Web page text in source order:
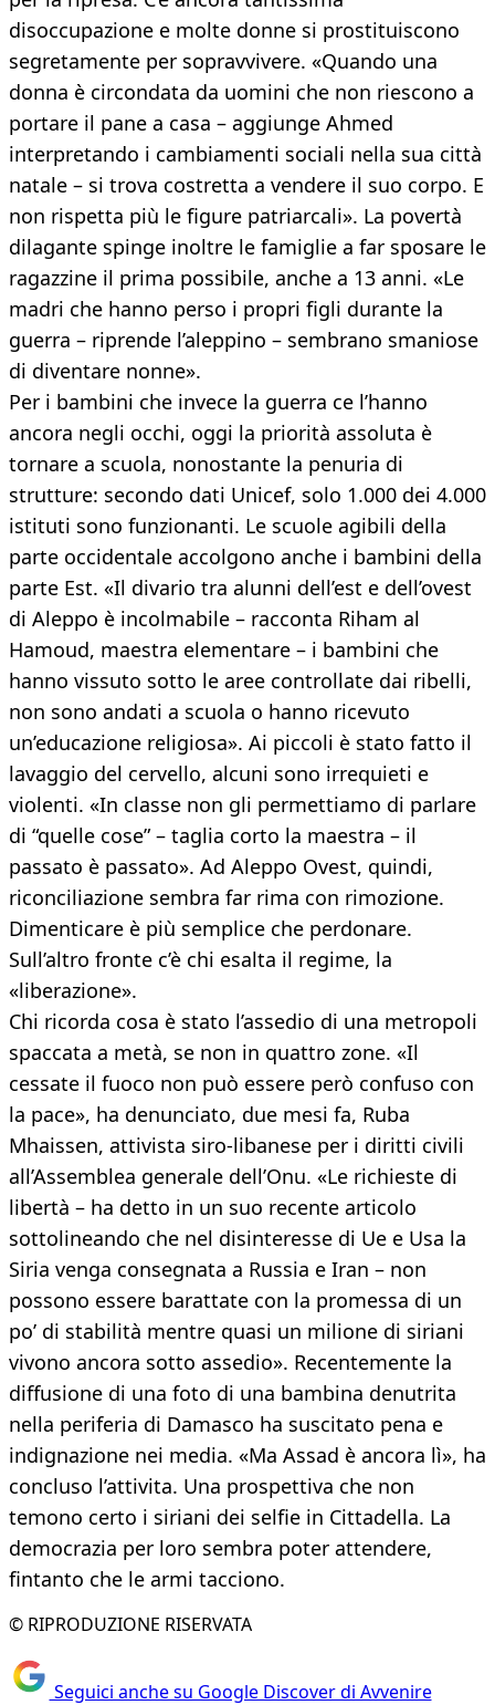
disoccupazione e molte donne si prostituiscono
segretamente per sopravvivere. «Quando una
donna è circondata da uomini che non riescono a
portare il pane a casa – aggiunge Ahmed
interpretando i cambiamenti sociali nella sua città
natale – si trova costretta a vendere il suo corpo. E
non rispetta più le figure patriarcali». La povertà
dilagante spinge inoltre le famiglie a far sposare le
ragazzine il prima possibile, anche a 13 anni. «Le
madri che hanno perso i propri figli durante la
guerra – riprende l’aleppino – sembrano smaniose
di diventare nonne».
Per i bambini che invece la guerra ce l’hanno
ancora negli occhi, oggi la priorità assoluta è
tornare a scuola, nonostante la penuria di
strutture: secondo dati Unicef, solo 1.000 dei 4.000
istituti sono funzionanti. Le scuole agibili della
parte occidentale accolgono anche i bambini della
parte Est. «Il divario tra alunni dell’est e dell’ovest
di Aleppo è incolmabile – racconta Riham al
Hamoud, maestra elementare – i bambini che
hanno vissuto sotto le aree controllate dai ribelli,
non sono andati a scuola o hanno ricevuto
un’educazione religiosa». Ai piccoli è stato fatto il
lavaggio del cervello, alcuni sono irrequieti e
violenti. «In classe non gli permettiamo di parlare
di “quelle cose” – taglia corto la maestra – il
passato è passato». Ad Aleppo Ovest, quindi,
riconciliazione sembra far rima con rimozione.
Dimenticare è più semplice che perdonare.
Sull’altro fronte c’è chi esalta il regime, la
«liberazione».
Chi ricorda cosa è stato l’assedio di una metropoli
spaccata a metà, se non in quattro zone. «Il
cessate il fuoco non può essere però confuso con
la pace», ha denunciato, due mesi fa, Ruba
Mhaissen, attivista siro-libanese per i diritti civili
all’Assemblea generale dell’Onu. «Le richieste di
libertà – ha detto in un suo recente articolo
sottolineando che nel disinteresse di Ue e Usa la
Siria venga consegnata a Russia e Iran – non
possono essere barattate con la promessa di un
po’ di stabilità mentre quasi un milione di siriani
vivono ancora sotto assedio». Recentemente la
diffusione di una foto di una bambina denutrita
nella periferia di Damasco ha suscitato pena e
indignazione nei media. «Ma Assad è ancora lì», ha
concluso l’attivita. Una prospettiva che non
temono certo i siriani dei selfie in Cittadella. La
democrazia per loro sembra poter attendere,
fintanto che le armi tacciono.
© RIPRODUZIONE RISERVATA
Seguici anche su Google Discover di Avvenire